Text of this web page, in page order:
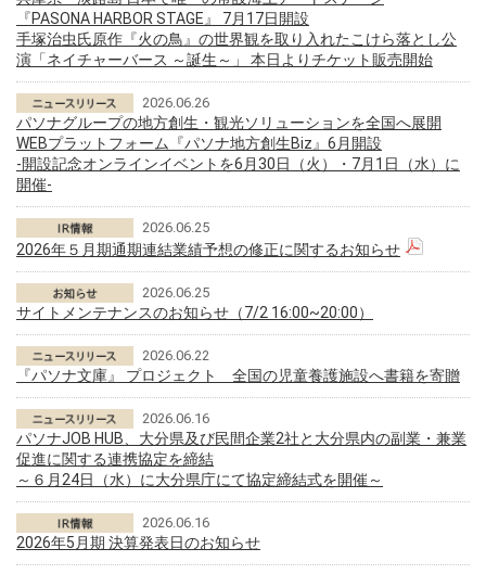
『PASONA HARBOR STAGE』 7月17日開設
手塚治虫氏原作『火の鳥』の世界観を取り入れたこけら落とし公
演「ネイチャーバース ～誕生～」 本日よりチケット販売開始
2026.06.26
パソナグループの地方創生・観光ソリューションを全国へ展開
WEBプラットフォーム『パソナ地方創生Biz』6月開設
-開設記念オンラインイベントを6月30日（火）・7月1日（水）に
開催-
2026.06.25
2026年５月期通期連結業績予想の修正に関するお知らせ
2026.06.25
サイトメンテナンスのお知らせ（7/2 16:00~20:00）
2026.06.22
『パソナ文庫』 プロジェクト 全国の児童養護施設へ書籍を寄贈
2026.06.16
パソナJOB HUB、大分県及び民間企業2社と大分県内の副業・兼業
促進に関する連携協定を締結
～６月24日（水）に大分県庁にて協定締結式を開催～
2026.06.16
2026年5月期 決算発表日のお知らせ